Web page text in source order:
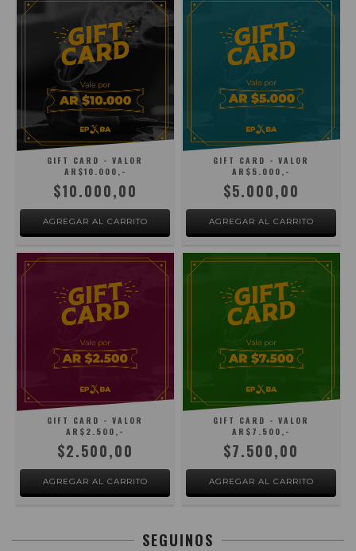
GIFT CARD - VALOR
AR$10.000,-
$10.000,00
GIFT CARD - VALOR
AR$5.000,-
$5.000,00
GIFT CARD - VALOR
AR$2.500,-
$2.500,00
GIFT CARD - VALOR
AR$7.500,-
$7.500,00
SEGUINOS